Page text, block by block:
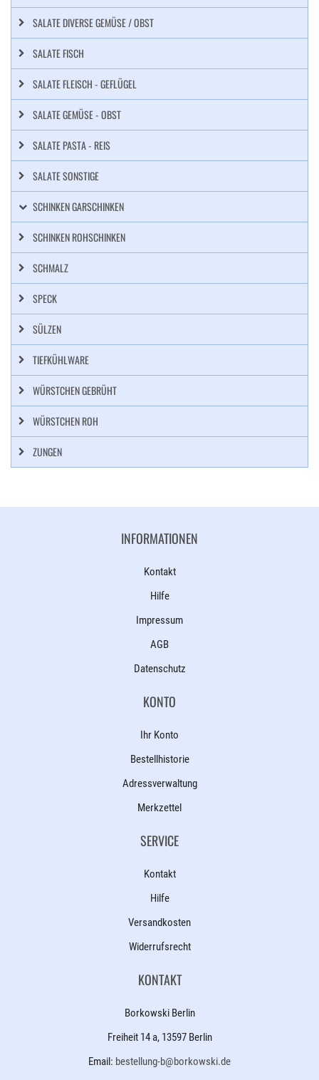
SALATE DIVERSE GEMÜSE / OBST
SALATE FISCH
SALATE FLEISCH - GEFLÜGEL
SALATE GEMÜSE - OBST
SALATE PASTA - REIS
SALATE SONSTIGE
SCHINKEN GARSCHINKEN
SCHINKEN ROHSCHINKEN
SCHMALZ
SPECK
SÜLZEN
TIEFKÜHLWARE
WÜRSTCHEN GEBRÜHT
WÜRSTCHEN ROH
ZUNGEN
INFORMATIONEN
Kontakt
Hilfe
Impressum
AGB
Datenschutz
KONTO
Ihr Konto
Bestellhistorie
Adressverwaltung
Merkzettel
SERVICE
Kontakt
Hilfe
Versandkosten
Widerrufsrecht
KONTAKT
Borkowski Berlin
Freiheit 14 a, 13597 Berlin
Email: bestellung-b@borkowski.de